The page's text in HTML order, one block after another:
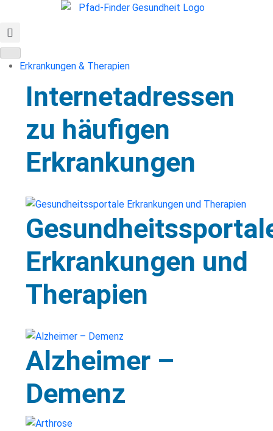
Erkrankungen & Therapien
Internetadressen
zu häufigen
Erkrankungen
Erkrankungen und
Therapien
Alzheimer –
Demenz